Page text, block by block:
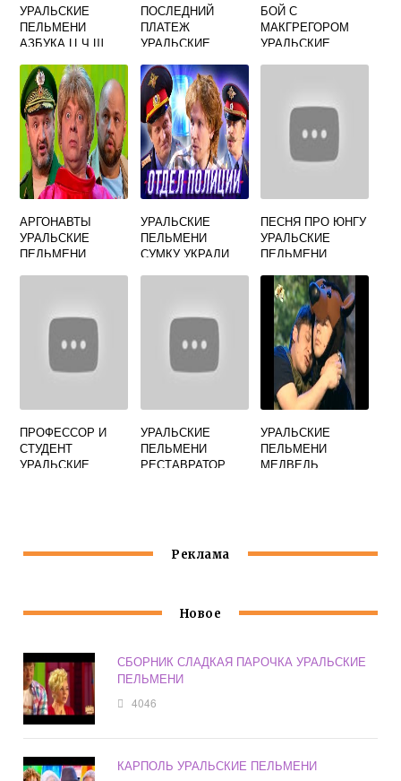
УРАЛЬСКИЕ
ПЕЛЬМЕНИ
АЗБУКА Ц Ч Ш
ПОСЛЕДНИЙ
ПЛАТЕЖ
УРАЛЬСКИЕ
БОЙ С
МАКГРЕГОРОМ
УРАЛЬСКИЕ
АРГОНАВТЫ
УРАЛЬСКИЕ
ПЕЛЬМЕНИ
УРАЛЬСКИЕ
ПЕЛЬМЕНИ
СУМКУ УКРАЛИ
ПЕСНЯ ПРО ЮНГУ
УРАЛЬСКИЕ
ПЕЛЬМЕНИ
ПРОФЕССОР И
СТУДЕНТ
УРАЛЬСКИЕ
УРАЛЬСКИЕ
ПЕЛЬМЕНИ
РЕСТАВРАТОР
УРАЛЬСКИЕ
ПЕЛЬМЕНИ
МЕДВЕДЬ
Реклама
Новое
СБОРНИК СЛАДКАЯ ПАРОЧКА УРАЛЬСКИЕ
ПЕЛЬМЕНИ
4046
КАРПОЛЬ УРАЛЬСКИЕ ПЕЛЬМЕНИ